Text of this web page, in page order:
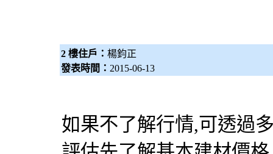
2 樓住戶： 楊鈞正
發表時間： 2015-06-13
如果不了解行情,可透過